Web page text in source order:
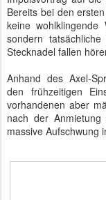
Bereits bei den
keine
sondern
Stecknadel fallen
Anhand des Axel-
den frühzeitigen
vorhandenen aber
nach der
massive Aufschwung